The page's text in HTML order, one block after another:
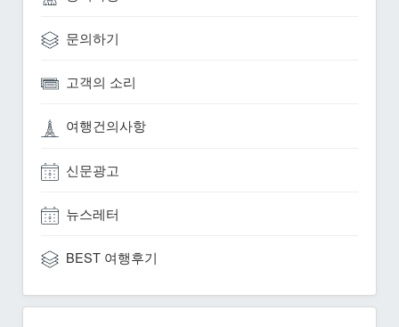
문의하기
고객의 소리
여행건의사항
신문광고
뉴스레터
BEST 여행후기